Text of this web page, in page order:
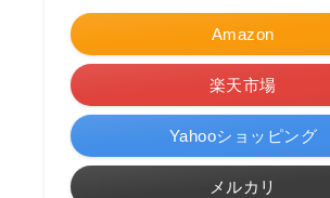
Amazon
楽天市場
Yahooショッピング
メルカリ